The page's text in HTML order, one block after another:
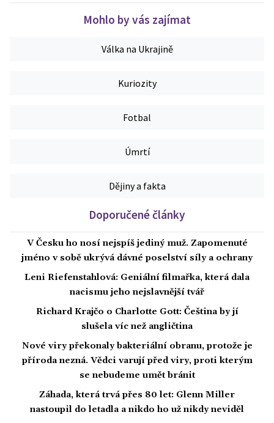
Mohlo by vás zajímat
Válka na Ukrajině
Kuriozity
Fotbal
Úmrtí
Dějiny a fakta
Doporučené články
V Česku ho nosí nejspíš jediný muž. Zapomenuté
jméno v sobě ukrývá dávné poselství síly a ochrany
Leni Riefenstahlová: Geniální filmařka, která dala
nacismu jeho nejslavnější tvář
Richard Krajčo o Charlotte Gott: Čeština by jí
slušela víc než angličtina
Nové viry překonaly bakteriální obranu, protože je
příroda nezná. Vědci varují před viry, proti kterým
se nebudeme umět bránit
Záhada, která trvá přes 80 let: Glenn Miller
nastoupil do letadla a nikdo ho už nikdy neviděl